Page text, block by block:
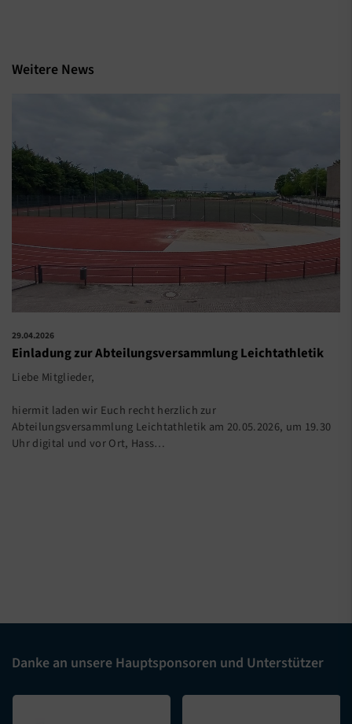
Weitere News
29.04.2026
Einladung zur Abteilungsversammlung Leichtathletik
Liebe Mitglieder,
hiermit laden wir Euch recht herzlich zur
Abteilungsversammlung Leichtathletik am 20.05.2026, um 19.30
Uhr digital und vor Ort, Hass…
Danke an unsere Hauptsponsoren und Unterstützer